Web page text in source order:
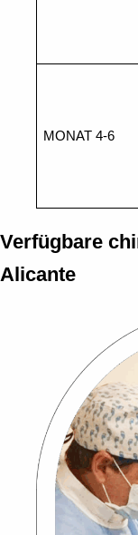
MONAT 4-6
Verfügbare
Alicante